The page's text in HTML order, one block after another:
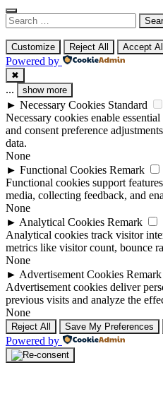
Search
for:
Customize Reject All Accept All
Powered by
✖
... show more
► Necessary Cookies Standard
Necessary cookies enable
and consent preference
data.
None
► Functional Cookies Remark
Functional cookies support
media, collecting feedback, and
None
► Analytical Cookies Remark
Analytical cookies track visitor
metrics like visitor count, bounce
None
► Advertisement Cookies Remark
Advertisement cookies deliver
previous visits and analyze the
None
Reject All Save My Preferences
Powered by